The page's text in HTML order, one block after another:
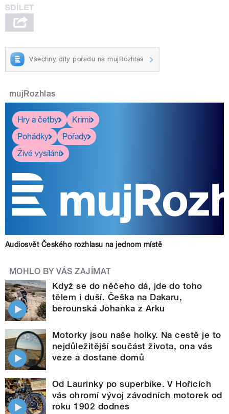
Všechny díly pořadu na mujRozhlas
mujRozhlas
Hry a četby
Krimi
Pohádky
Pořady
Živé vysílání
Audiosvět Českého rozhlasu na jednom místě
MOHLO BY VÁS ZAJÍMAT
Když se do něčeho dá, jde do toho
tělem i duší. Češka na Dakaru,
berounská Johanka z Arku
Motorky jsou naše holky. Na cestě je to
nejdůležitější součást života, ona vás
veze a dostane domů
Od Laurinky po superbike. V Hořicích
vás ohromí vývoj závodních motorek od
roku 1902 dodnes